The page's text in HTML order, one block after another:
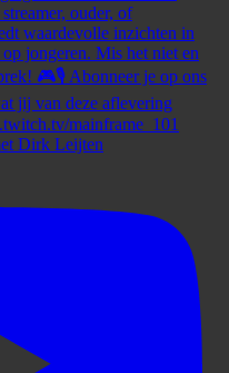
Dirk Leijten